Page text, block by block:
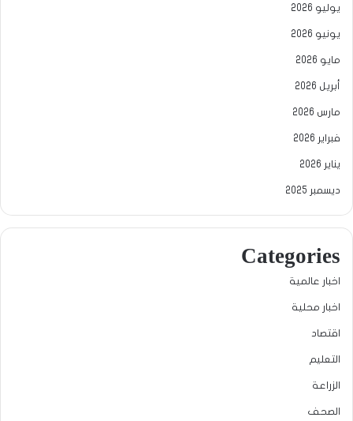
يوليو 2026
يونيو 2026
مايو 2026
أبريل 2026
مارس 2026
فبراير 2026
يناير 2026
ديسمبر 2025
Categories
اخبار عالمية
اخبار محلية
اقتصاد
التعليم
الزراعة
الصحف